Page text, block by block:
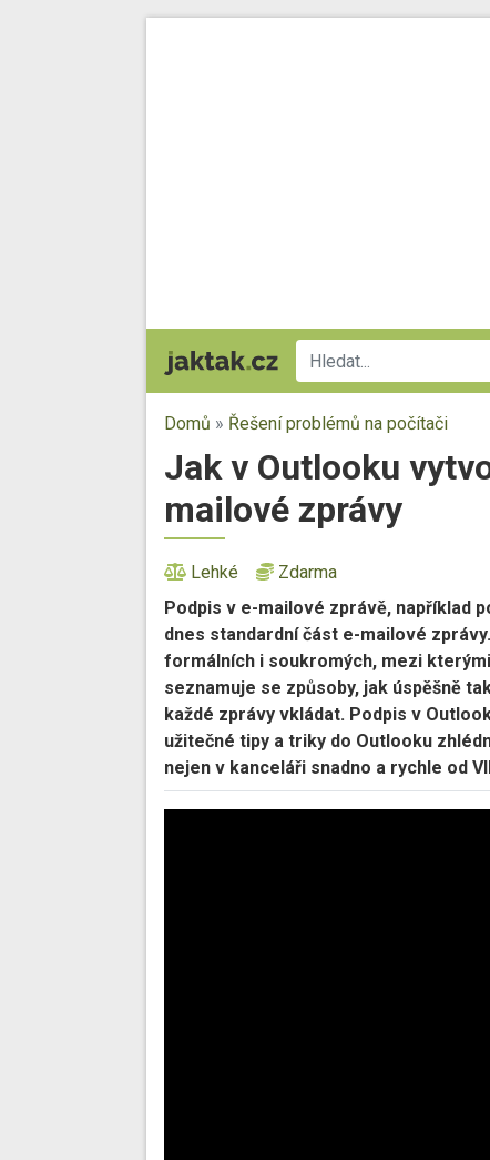
Domů » Řešení problémů na počítači
Jak v Outlooku
mailové zprávy
Lehké Zdarma
Podpis v e-mailové zprávě, například
dnes standardní část e-mailové
formálních i soukromých, mezi
seznamuje se způsoby, jak úspěšně
každé zprávy vkládat. Podpis v
užitečné tipy a triky do Outlooku
nejen v kanceláři snadno a rychle od